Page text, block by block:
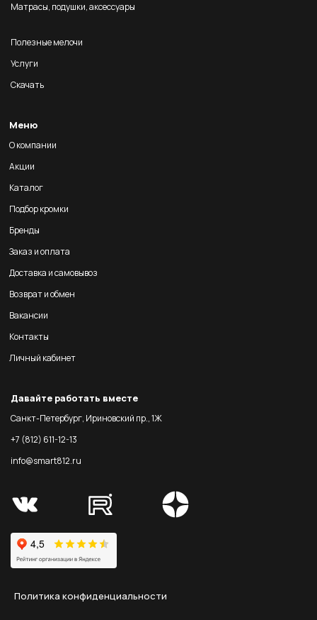
Матрасы, подушки, аксессуары
Полезные мелочи
Услуги
Скачать
Меню
О компании
Акции
Каталог
Подбор кромки
Бренды
Заказ и оплата
Доставка и самовывоз
Возврат и обмен
Вакансии
Контакты
Личный кабинет
Давайте работать вместе
Санкт-Петербург, Ириновский пр., 1Ж
+7 (812) 611-12-13
info@smart812.ru
Политика конфиденциальности